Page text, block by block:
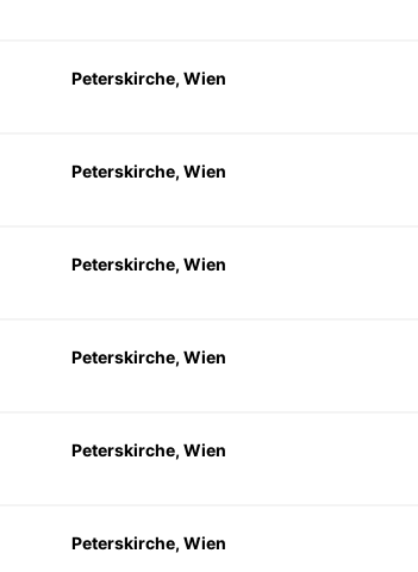
Peterskirche, Wien
Peterskirche, Wien
Peterskirche, Wien
Peterskirche, Wien
Peterskirche, Wien
Peterskirche, Wien